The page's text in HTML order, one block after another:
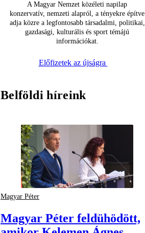
A Magyar Nemzet közéleti napilap
konzervatív, nemzeti alapról, a tényekre építve
adja közre a legfontosabb társadalmi, politikai,
gazdasági, kulturális és sport témájú
információkat.
Előfizetek az újságra
Belföldi híreink
Magyar Péter
Magyar Péter feldühödött,